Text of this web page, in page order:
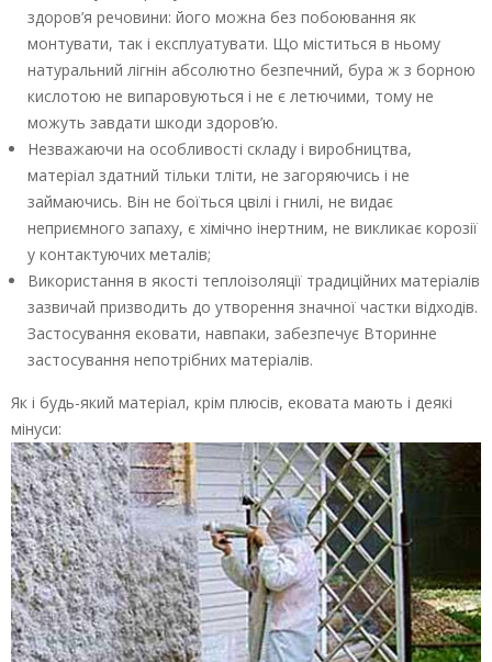
здоров’я речовини: його можна без побоювання як
монтувати, так і експлуатувати. Що міститься в ньому
натуральний лігнін абсолютно безпечний, бура ж з борною
кислотою не випаровуються і не є летючими, тому не
можуть завдати шкоди здоров’ю.
Незважаючи на особливості складу і виробництва,
матеріал здатний тільки тліти, не загоряючись і не
займаючись. Він не боїться цвілі і гнилі, не видає
неприємного запаху, є хімічно інертним, не викликає корозії
у контактуючих металів;
Використання в якості теплоізоляції традиційних матеріалів
зазвичай призводить до утворення значної частки відходів.
Застосування ековати, навпаки, забезпечує Вторинне
застосування непотрібних матеріалів.
Як і будь-який матеріал, крім плюсів, ековата мають і деякі
мінуси: